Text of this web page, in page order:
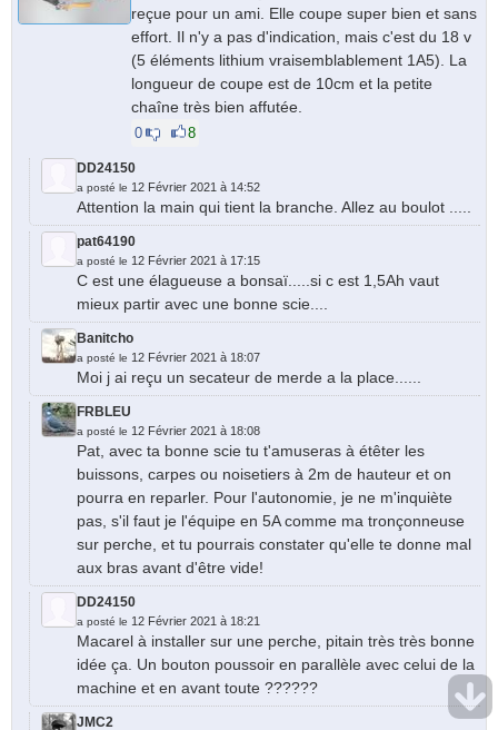
reçue pour un ami. Elle coupe super bien et sans
effort. Il n'y a pas d'indication, mais c'est du 18 v
(5 éléments lithium vraisemblablement 1A5). La
longueur de coupe est de 10cm et la petite
chaîne très bien affutée.
0 8
DD24150
a posté le 12 Février 2021 à 14:52
Attention la main qui tient la branche. Allez au boulot .....
pat64190
a posté le 12 Février 2021 à 17:15
C est une élagueuse a bonsaï.....si c est 1,5Ah vaut
mieux partir avec une bonne scie....
Banitcho
a posté le 12 Février 2021 à 18:07
Moi j ai reçu un secateur de merde a la place......
FRBLEU
a posté le 12 Février 2021 à 18:08
Pat, avec ta bonne scie tu t'amuseras à étêter les
buissons, carpes ou noisetiers à 2m de hauteur et on
pourra en reparler. Pour l'autonomie, je ne m'inquiète
pas, s'il faut je l'équipe en 5A comme ma tronçonneuse
sur perche, et tu pourrais constater qu'elle te donne mal
aux bras avant d'être vide!
DD24150
a posté le 12 Février 2021 à 18:21
Macarel à installer sur une perche, pitain très très bonne
idée ça. Un bouton poussoir en parallèle avec celui de la
machine et en avant toute ??????
JMC2